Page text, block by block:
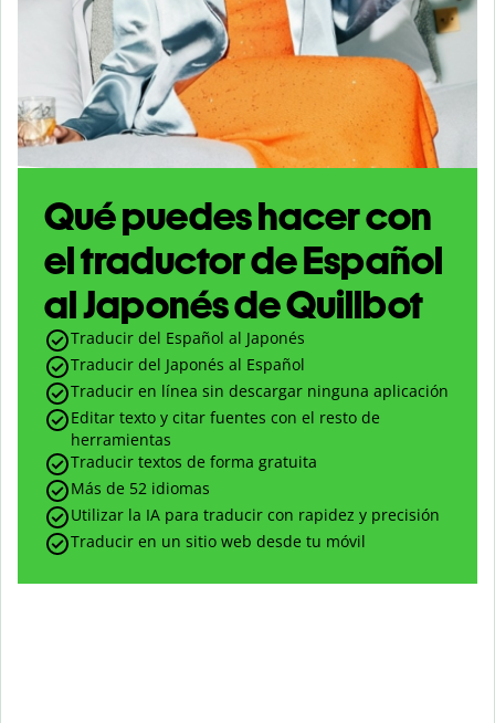
Qué puedes hacer con
el traductor de Español
al Japonés de Quillbot
Traducir del Español al Japonés
Traducir del Japonés al Español
Traducir en línea sin descargar ninguna aplicación
Editar texto y citar fuentes con el resto de
herramientas
Traducir textos de forma gratuita
Más de 52 idiomas
Utilizar la IA para traducir con rapidez y precisión
Traducir en un sitio web desde tu móvil